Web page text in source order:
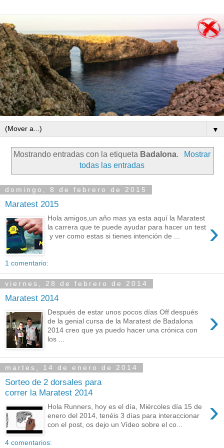
▼
Mostrando entradas con la etiqueta Badalona.
Mostrar
todas las entradas
domingo, 8 de febrero de 2015
Maratest 2015
›
Hola amigos,un año mas ya esta aquí la Maratest
la carrera que te puede ayudar para hacer un test
y ver como estas si tienes intención de ...
1 comentario:
viernes, 28 de febrero de 2014
Maratest 2014
›
Después de estar unos pocos días Off después
de la genial cursa de la Maratest de Badalona
2014 creo que ya puedo hacer una crónica con
los ...
martes, 14 de enero de 2014
Sorteo de 2 dorsales para
correr la Maratest 2014
›
Hola Runners, hoy es el día, Miércoles día 15 de
enero del 2014, tenéis 3 días para interaccionar
con el post, os dejo un Vídeo sobre el co...
4 comentarios: